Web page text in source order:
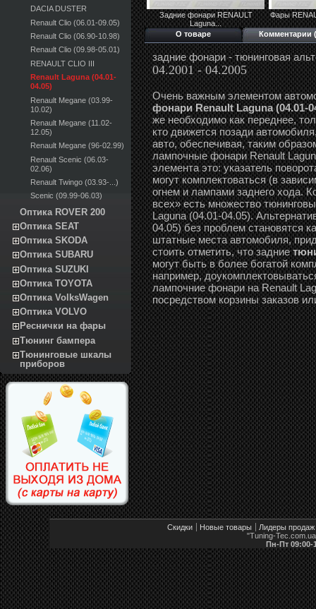
DACIA DUSTER
Renault Clio (06.01-09.05)
Renault Clio (06.90-10.98)
Renault Clio (09.98-05.01)
RENAULT CLIO III
Renault Laguna (04.01-
04.05)
Renault Megane (03.99-
10.02)
Renault Megane (11.02-
12.05)
Renault Megane (96-02.99)
Renault Scenic (06.03-
02.06)
Renault Twingo (03.93-...)
Scenic (09.99-06.03)
Оптика ROVER 200
Оптика SEAT
Оптика SKODA
Оптика SUBARU
Оптика SUZUKI
Оптика TOYOTA
Оптика VolksWagen
Оптика VOLVO
Реснички на фары
Тюнинг бампера
Тюнинговые шкалы
приборов
Задние фонари RENAULT
Laguna...
Фары
О товаре Комментарии
задние фонари - тюнинговая
04.2001 - 04.2005
Очень важным элементом
фонари Renault Laguna (04.01-
же необходимо как переднее,
кто движется позади
авто, обеспечивая, таким
лампочные фонари Renault
элемента это: указатель
могут комплектоваться (в
огнем и лампами заднего хода.
всех» есть множество
Laguna (04.01-04.05).
04.05) без проблем становятся
штатные места автомобиля,
стоить отметить, что задние
могут быть в более богатой
например,
лампочние фонари на Renault
посредством корзины заказов
Скидки Новые товары
Лидеры продаж
"Tuning-
Пн-Пт 09:00-